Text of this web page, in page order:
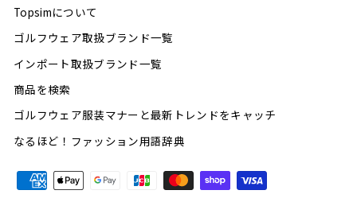
Topsimについて
ゴルフウェア取扱ブランド一覧
インポート取扱ブランド一覧
商品を検索
ゴルフウェア服装マナーと最新トレンドをキャッチ
なるほど！ファッション用語辞典